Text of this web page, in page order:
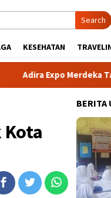
Search
KESEHATAN
Expo Merdeka Tawarkan
BERITA